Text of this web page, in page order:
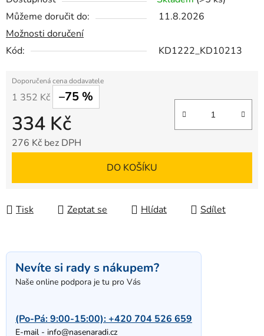
Můžeme doručit do:
11.8.2026
Možnosti doručení
Kód:
KD1222_KD10213
1 352 Kč –75 %
334 Kč
276 Kč bez DPH
DO KOŠÍKU
Tisk Zeptat se Hlídat Sdílet
Nevíte si rady s nákupem?
Naše online podpora je tu pro Vás
(Po-Pá: 9:00-15:00):+420 704 526 659
E-mail - info@nasenaradi.cz